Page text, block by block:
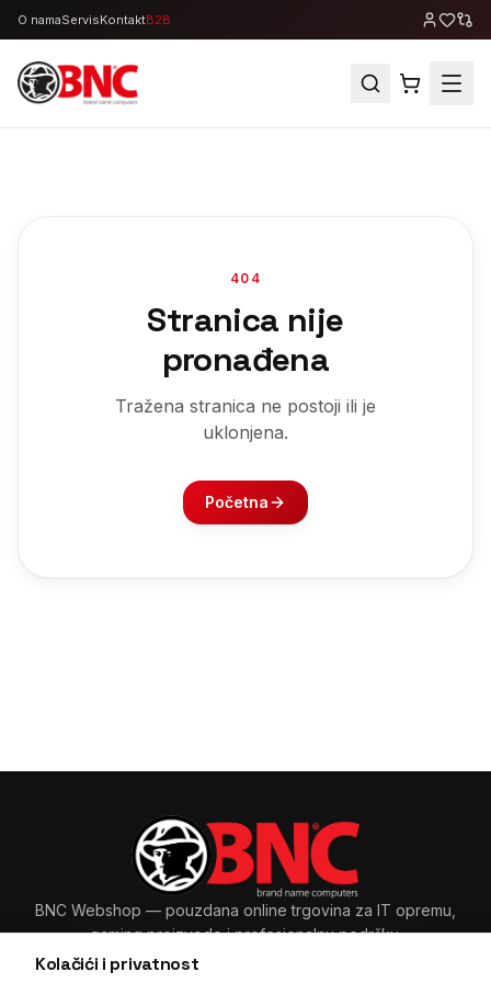
O namaServisKontaktB2B
Kolačići i privatnost
404
Stranica nije
pronađena
Tražena stranica ne postoji ili je
uklonjena.
Početna
BNC Webshop — pouzdana online trgovina za IT opremu,
gaming proizvode i profesionalnu podršku.